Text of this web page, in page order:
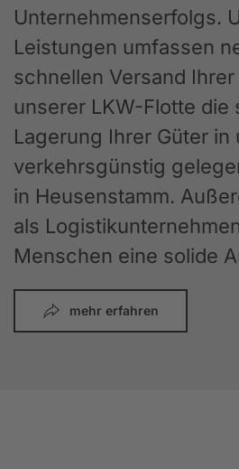
Unternehmenserfolgs.
Leistungen umfassen
schnellen Versand
unserer LKW-Flotte die
Lagerung Ihrer Güter in
verkehrsgünstig
in Heusenstamm.
als
Menschen eine solide
mehr erfahren